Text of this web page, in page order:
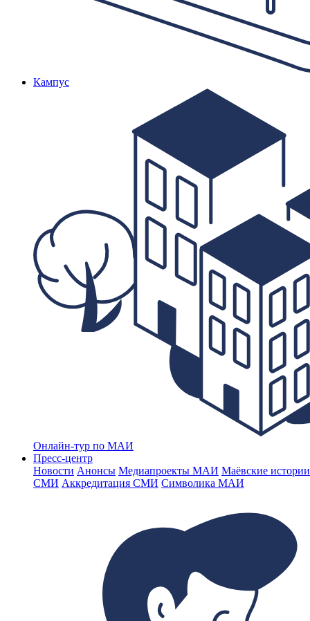
Кампус
Онлайн-тур по МАИ
Пресс-центр
Новости Анонсы Медиапроекты МАИ Маёвские
СМИ Аккредитация СМИ Символика МАИ